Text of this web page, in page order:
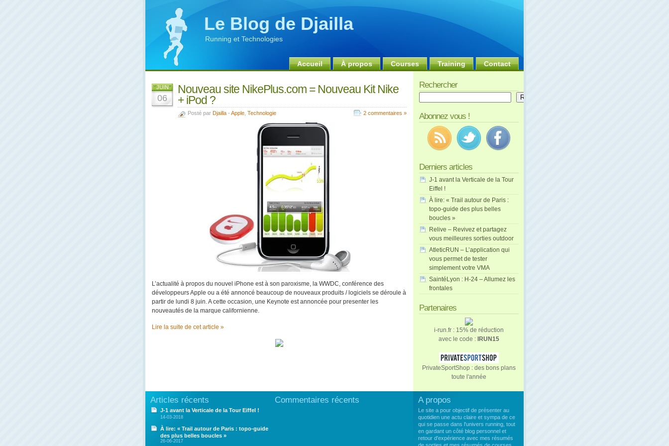
Le Blog de Djailla
Running et Technologies
Accueil À propos Courses Training Contact
JUIN
06
Nouveau site NikePlus.com = Nouveau Kit Nike
+ iPod ?
Posté par Djailla - Apple Technologie 2 commentaires »
L’actualité à propos du nouvel iPhone est à son paroxisme, la WWDC, conférence des
développeurs Apple ou a été annoncé beaucoup de nouveaux produits / logiciels se déroule à
partir de lundi 8 juin. A cette occasion, une Keynote est annoncée pour presenter les
nouveautés de la marque californienne.
Lire la suite de cet article »
Rechercher
Rechercher
Abonnez vous !
Derniers articles
J-1 avant la Verticale de la Tour
Eiffel !
À lire: « Trail autour de Paris :
topo-guide des plus belles
boucles »
Relive – Revivez et partagez
vous meilleures sorties outdoor
AtleticRUN – L’application qui
vous permet de tester
simplement votre VMA
SaintéLyon : H-24 – Allumez les
frontales
Partenaires
i-run.fr : 15% de réduction
avec le code : IRUN15
PrivateSportShop : des bons plans
toute l'année
Articles récents
J-1 avant la Verticale de la Tour Eiffel !
14-03-2018
À lire: « Trail autour de Paris : topo-guide
des plus belles boucles »
26-06-2017
Commentaires récents A propos
Le site a pour objectif de présenter au
quotidien une actu claire et sympa de ce
qui se passe dans l'univers running, tout
en gardant un côté blog personnel et
retour d'expérience avec mes résumés